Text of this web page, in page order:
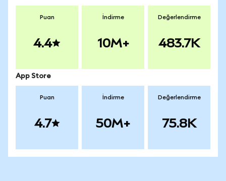
Puan
4.4
İndirme
10M+
Değerlendirme
483.7K
App Store
Puan
4.7
İndirme
50M+
Değerlendirme
75.8K